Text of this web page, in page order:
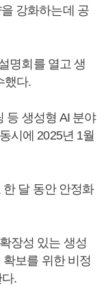
강화하는데 공
명회를 열고 생
했다.
등 생성형 AI 분야
시에 2025년 1월
달 동안 안정화
장성 있는 생성
보를 위한 비정
.